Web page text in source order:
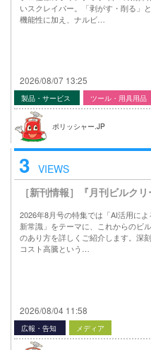
いスクレイパー。「剥がす・削る」
機能性に加え、ナルビ…
2026/08/07 13:25
製品・サービス ツール・用具用品
ポリッシャー.JP
3 VIEWS
［新刊情報］『月刊ビルク
2026年8月号の特集では「AI活用に
新常識」をテーマに、これからのビ
のあり方を詳しくご紹介します。深
コスト高騰という…
2026/08/04 11:58
広報・告知 メディア